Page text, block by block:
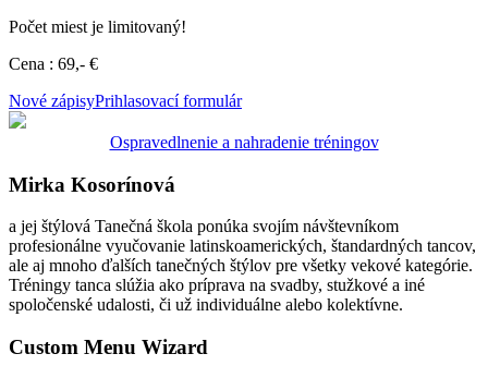
Počet miest je limitovaný!
Cena : 69,- €
Nové zápisyPrihlasovací formulár
Ospravedlnenie a nahradenie tréningov
Mirka Kosorínová
a jej štýlová Tanečná škola ponúka svojím návštevníkom
profesionálne vyučovanie latinskoamerických, štandardných tancov,
ale aj mnoho ďalších tanečných štýlov pre všetky vekové kategórie.
Tréningy tanca slúžia ako príprava na svadby, stužkové a iné
spoločenské udalosti, či už individuálne alebo kolektívne.
Custom Menu Wizard